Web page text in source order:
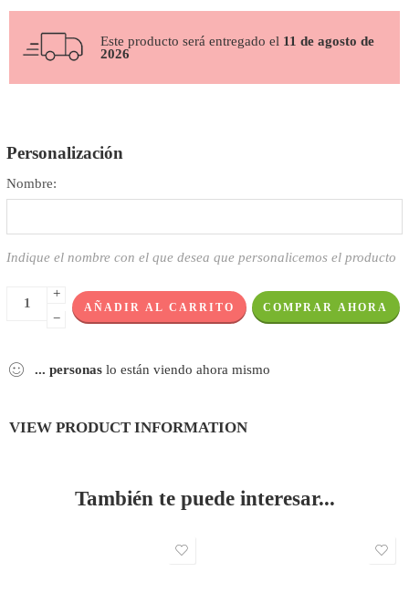
Este producto será entregado el 11 de agosto de
2026
Personalización
Nombre:
Indique el nombre con el que desea que personalicemos el producto
+
−
AÑADIR AL CARRITO COMPRAR AHORA
... personas lo están viendo ahora mismo
VIEW PRODUCT INFORMATION
También te puede interesar...